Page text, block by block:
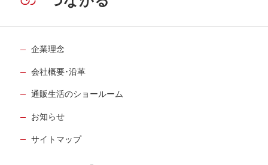
企業理念
会社概要･沿革
通販生活のショールーム
お知らせ
サイトマップ